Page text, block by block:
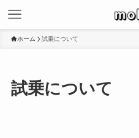
ホーム 試乗について
試乗について